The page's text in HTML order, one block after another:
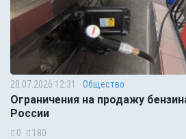
28.07.2026 12:31 Общество
Ограничения на продажу
России
0 180